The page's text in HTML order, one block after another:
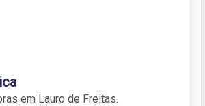
em Lauro de Freitas.